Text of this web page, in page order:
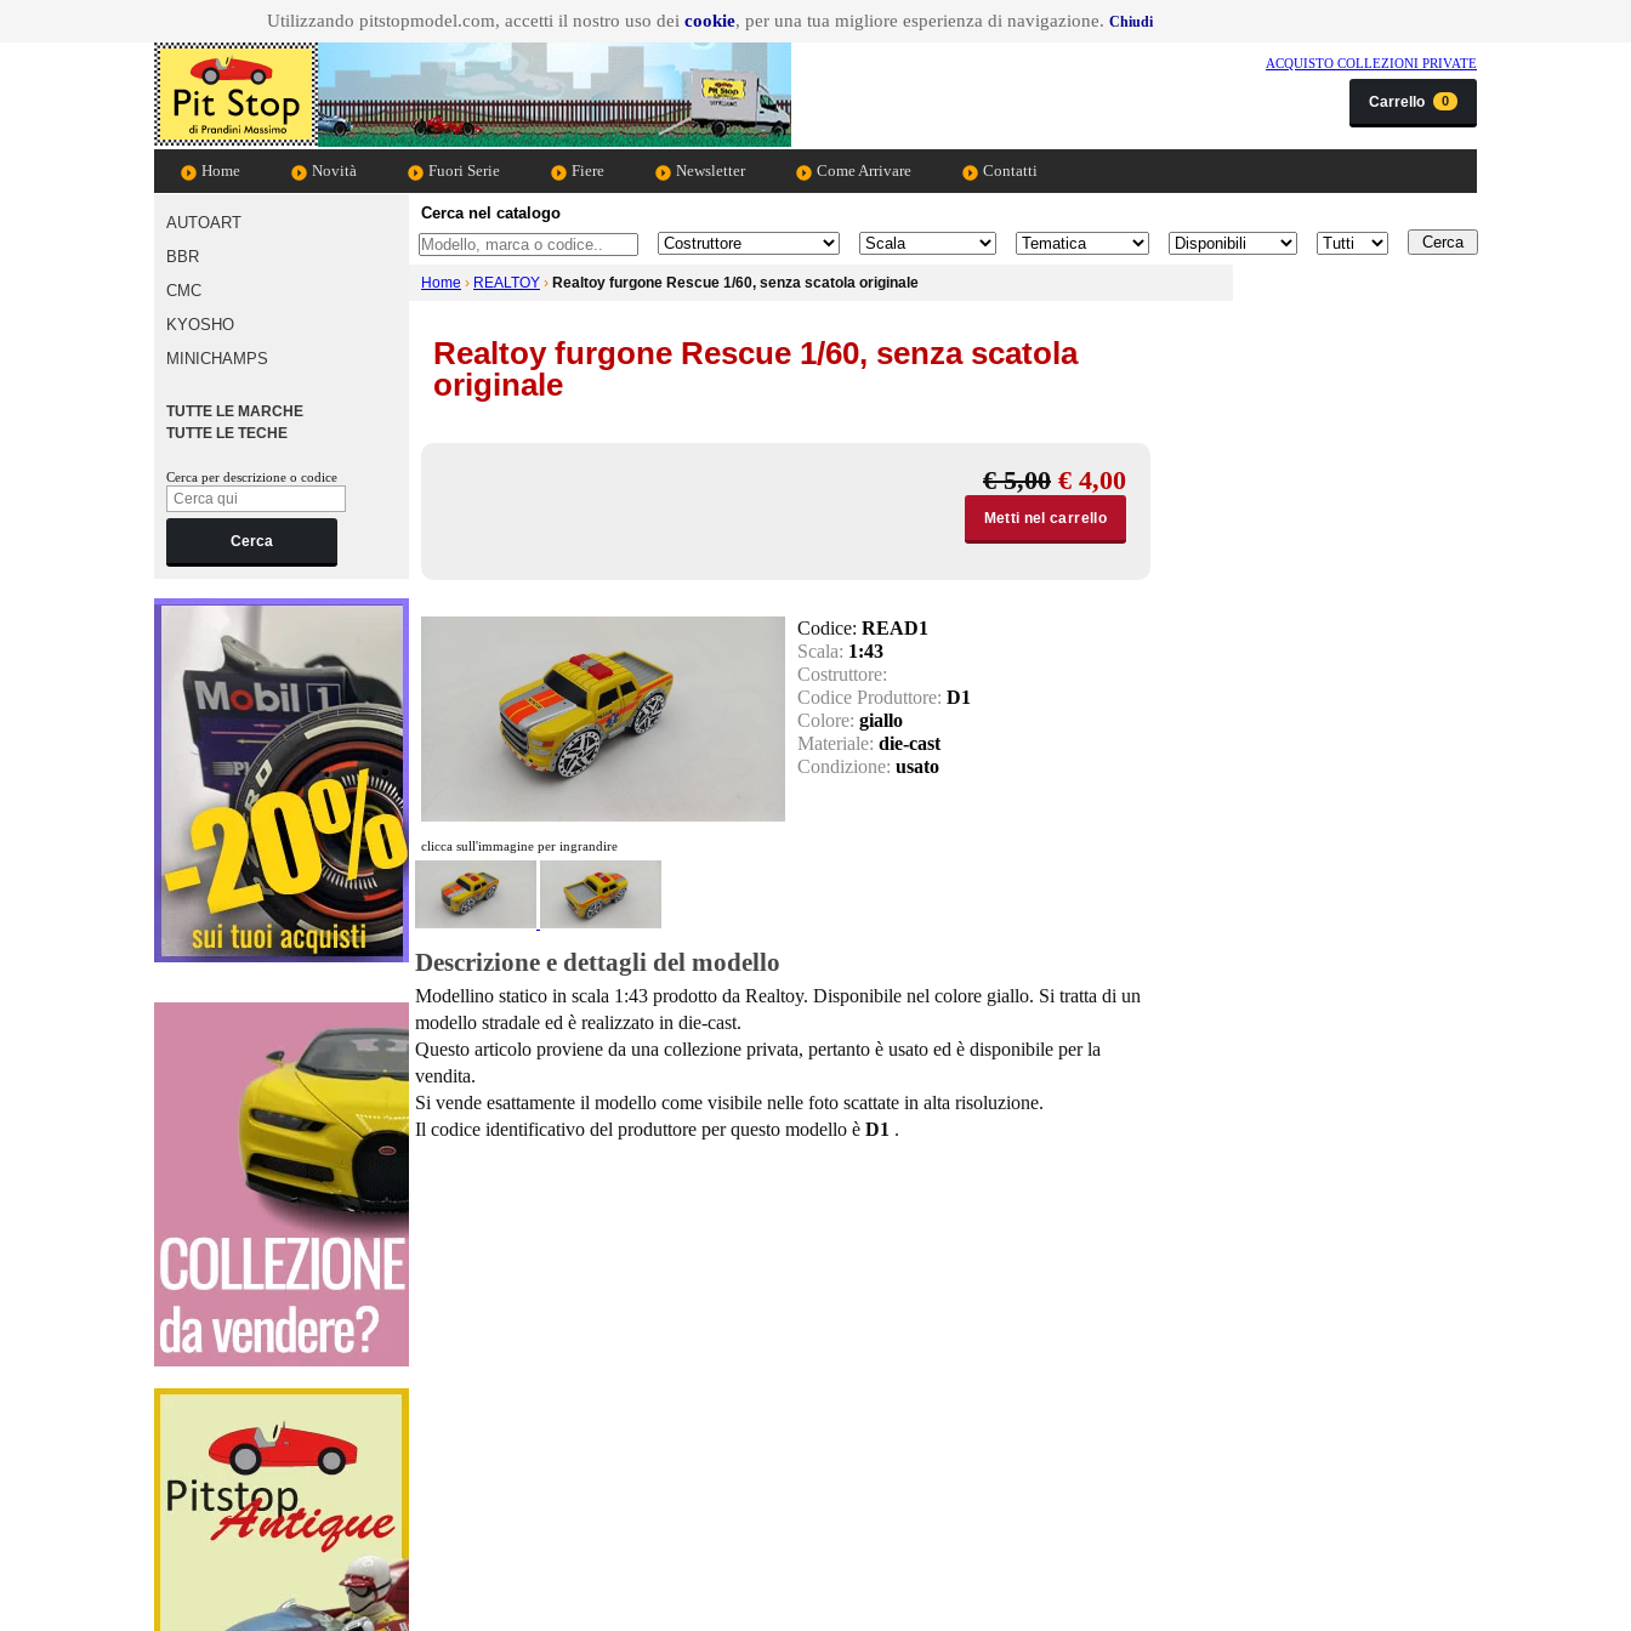
Utilizzando pitstopmodel.com, accetti il nostro uso deicookie, per una tua migliore esperienza di navigazione.Chiudi
ACQUISTO COLLEZIONI PRIVATE
Carrello 0
Home Novità Fuori Serie Fiere Newsletter Come Arrivare Contatti
AUTOART
BBR
CMC
KYOSHO
MINICHAMPS
TUTTE LE MARCHE
TUTTE LE TECHE
Cerca per descrizione o codice
Cerca
Cerca nel catalogo
Cosa cerchi Marca dell'auto Scala Tematica Disponibilità Condizione
Home › REALTOY › Realtoy furgone Rescue 1/60, senza scatola originale
Realtoy furgone Rescue 1/60, senza scatola
originale
€ 5,00 € 4,00
Metti nel carrello
clicca sull'immagine per ingrandire
Codice: READ1
Scala: 1:43
Costruttore:
Codice Produttore: D1
Colore: giallo
Materiale: die-cast
Condizione: usato
Descrizione e dettagli del modello
Modellino statico in scala 1:43 prodotto da Realtoy. Disponibile nel colore giallo. Si tratta di un
modello stradale ed è realizzato in die-cast.
Questo articolo proviene da una collezione privata, pertanto è usato ed è disponibile per la
vendita.
Si vende esattamente il modello come visibile nelle foto scattate in alta risoluzione.
Il codice identificativo del produttore per questo modello è D1 .